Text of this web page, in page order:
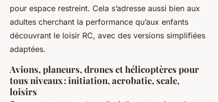
pour espace restreint. Cela s’adresse aussi bien aux
adultes cherchant la performance qu’aux enfants
découvrant le loisir RC, avec des versions simplifiées
adaptées.
Avions, planeurs, drones et hélicoptères pour
tous niveaux : initiation, acrobatie, scale,
loisirs